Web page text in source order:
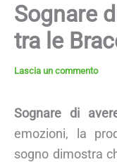
Sognare
tra le
Lascia un commento
Sognare di
emozioni, la
sogno dimostra